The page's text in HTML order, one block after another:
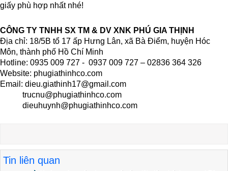
giấy phù hợp nhất nhé!
CÔNG TY TNHH SX TM & DV XNK PHÚ GIA THỊNH
Địa chỉ: 18/5B tổ 17 ấp Hưng Lân, xã Bà Điểm, huyện Hóc
Môn, thành phố Hồ Chí Minh
Hotline: 0935 009 727 - 0937 009 727 – 02836 364 326
Website: phugiathinhco.com
Email: dieu.giathinh17@gmail.com
trucnu@phugiathinhco.com
dieuhuynh@phugiathinhco.com
Tin liên quan